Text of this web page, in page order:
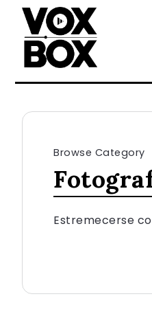
Browse Category
Estremecerse